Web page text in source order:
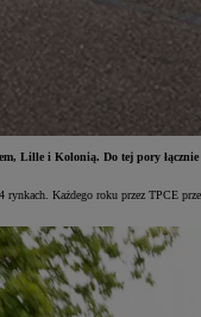
Lille i Kolonią. Do tej pory
Każdego roku przez TPCE